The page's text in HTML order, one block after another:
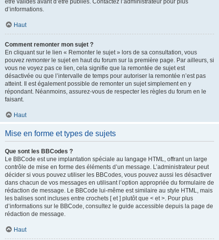
être validés avant d’être publiés. Contactez l’administrateur pour plus
d’informations.
Haut
Comment remonter mon sujet ?
En cliquant sur le lien « Remonter le sujet » lors de sa consultation, vous
pouvez remonterle sujet en haut du forum sur la première page. Par ailleurs, si
vous ne voyez pas ce lien, cela signifie que la remontée de sujet est
désactivée ou que l’intervalle de temps pour autoriser la remontée n’est pas
atteint. Il est également possible de remonter un sujet simplement en y
répondant. Néanmoins, assurez-vous de respecter les règles du forum en le
faisant.
Haut
Mise en forme et types de sujets
Que sont les BBCodes ?
Le BBCode est une implantation spéciale au langage HTML, offrant un large
contrôle de mise en forme des éléments d’un message. L’administrateur peut
décider si vous pouvez utiliser les BBCodes, vous pouvez aussi les désactiver
dans chacun de vos messages en utilisant l’option appropriée du formulaire de
rédaction de message. Le BBCode lui-même est similaire au style HTML, mais
les balises sont incluses entre crochets [ et ] plutôt que < et >. Pour plus
d’informations sur le BBCode, consultez le guide accessible depuis la page de
rédaction de message.
Haut